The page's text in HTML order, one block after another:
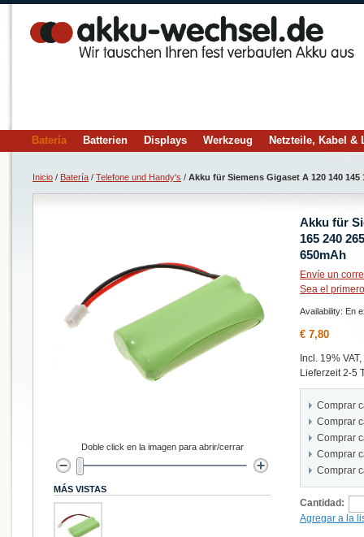
Batería Batterien Displays Werkzeug Netzteile, Kabel &
Inicio / Batería / Telefone und Handy's / Akku für Siemens Gigaset A 120 140 145
Akku für
165 240
650mAh
Envíe un
Sea el
Availability: En
€ 7,80
Incl. 19%
Lieferzeit 2-5
Comprar
Comprar
Comprar
Comprar
Comprar
Cantidad:
Agregar a la
Doble click en la imagen para abrir/cerrar
MÁS VISTAS